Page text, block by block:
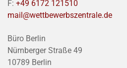
F: +49 6172 121510
mail@wettbewerbszentrale.de
Büro Berlin
Nürnberger Straße 49
10789 Berlin